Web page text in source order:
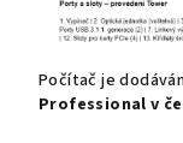
Počítač je
Professional v